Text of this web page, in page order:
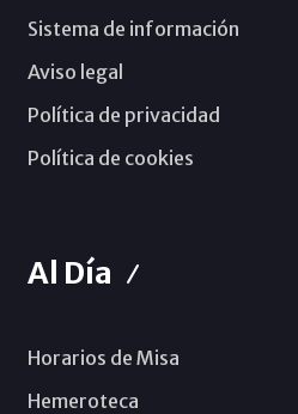
Sistema de información
Aviso legal
Política de privacidad
Política de cookies
Al Día
Horarios de Misa
Hemeroteca